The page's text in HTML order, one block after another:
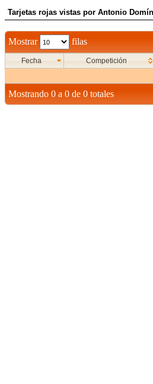
Tarjetas rojas vistas por Antonio
Mostrar filas
Fecha Competición
Mostrando 0 a 0 de 0 totales